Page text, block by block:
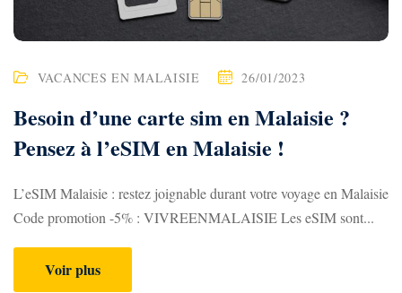
l
a
i
s
i
e
:
VACANCES EN MALAISIE 26/01/2023
Besoin d’une carte sim en Malaisie ?
Pensez à l’eSIM en Malaisie !
L’eSIM Malaisie : restez joignable durant votre voyage en Malaisie
Code promotion -5% : VIVREENMALAISIE Les eSIM sont...
Voir plus